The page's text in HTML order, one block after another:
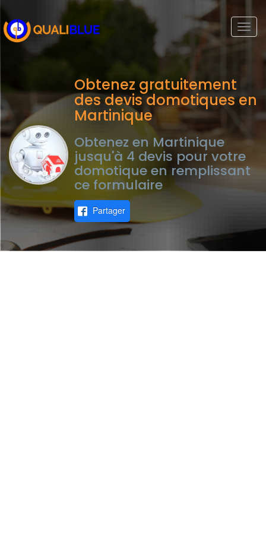
Obtenez gratuitement
des devis domotiques en
Martinique
Obtenez en Martinique
jusqu'à 4 devis pour votre
domotique en remplissant
ce formulaire
Partager